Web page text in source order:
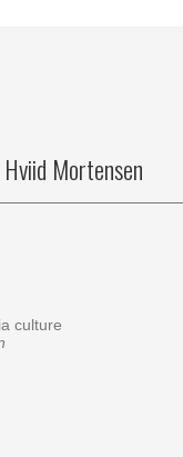
Mortensen
culture